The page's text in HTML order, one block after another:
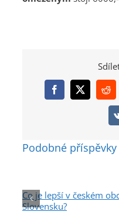
Facebook
X
Podobné příspěvky
Co je lepší v českém
Slovensku?